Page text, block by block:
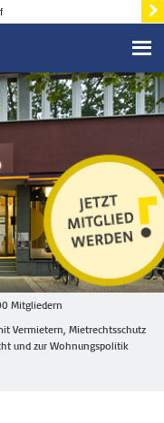
Mitgliedern
Vermietern, Mietrechtsschutz
und zur Wohnungspolitik